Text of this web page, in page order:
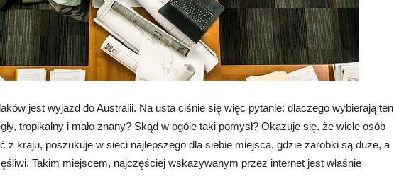
jest wyjazd do Australii. Na usta ciśnie się więc pytanie: dlaczego wybierają ten
tropikalny i mało znany? Skąd w ogóle taki pomysł? Okazuje się, że wiele osób
z kraju, poszukuje w sieci najlepszego dla siebie miejsca, gdzie zarobki są duże, a
Takim miejscem, najczęściej wskazywanym przez internet jest właśnie